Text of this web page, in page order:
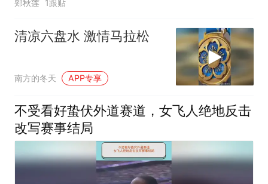
郏秋莲 1跟贴
清凉六盘水 激情马拉松
南方的冬天 APP专享
不受看好蛰伏外道赛道，女飞人绝地反击
改写赛事结局